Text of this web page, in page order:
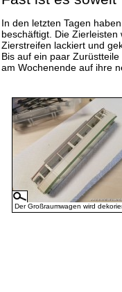
In den letzten Tagen
beschäftigt. Die
Zierstreifen lackiert und
Bis auf ein paar
am Wochenende auf ihre
Der Großraumwagen wird